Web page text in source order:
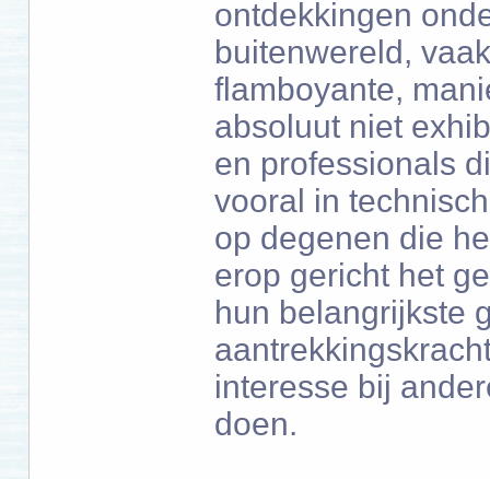
ontdekkingen
buitenwereld,
flamboyante,
absoluut niet
en professionals
vooral in
op degenen die
erop gericht het
hun belangrijkste
interesse bij
doen.